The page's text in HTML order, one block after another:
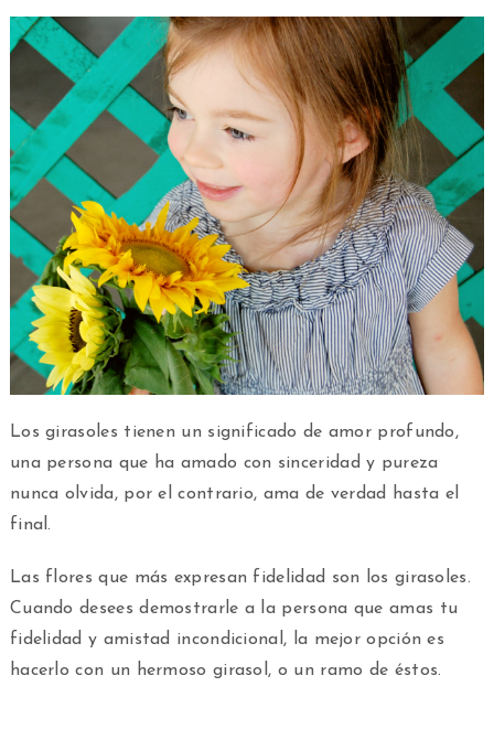
Los girasoles tienen un significado de amor profundo,
una persona que ha amado con sinceridad y pureza
nunca olvida, por el contrario, ama de verdad hasta el
final.
Las flores que más expresan fidelidad son los girasoles.
Cuando desees demostrarle a la persona que amas tu
fidelidad y amistad incondicional, la mejor opción es
hacerlo con un hermoso girasol, o un ramo de éstos.